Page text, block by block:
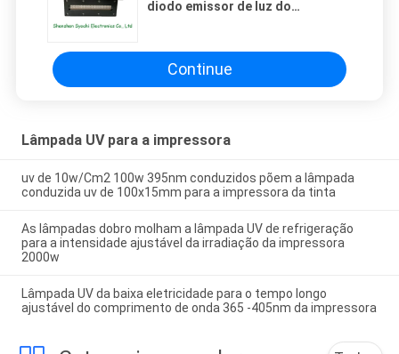
diodo emissor de luz do
principal da luz de DVD/CD
Continue
Lâmpada UV para a impressora
uv de 10w/Cm2 100w 395nm conduzidos põem a lâmpada
conduzida uv de 100x15mm para a impressora da tinta
As lâmpadas dobro molham a lâmpada UV de refrigeração
para a intensidade ajustável da irradiação da impressora
2000w
Lâmpada UV da baixa eletricidade para o tempo longo
ajustável do comprimento de onda 365 -405nm da impressora